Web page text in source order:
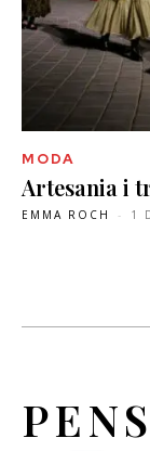
MODA
Artesania i
EMMA ROCH - 1